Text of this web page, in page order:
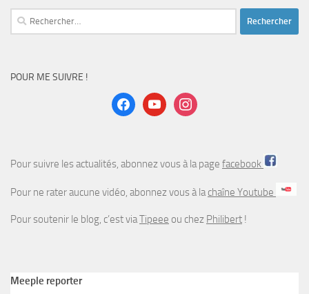
Rechercher :
POUR ME SUIVRE !
facebookyoutubeinstagram
Pour suivre les actualités, abonnez vous à la page facebook
Pour ne rater aucune vidéo, abonnez vous à lachaîne Youtube
Pour soutenir le blog, c’est viaTipeee ou chez Philibert !
Meeple reporter